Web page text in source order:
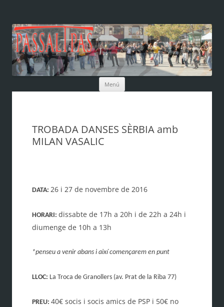
Menú
contingut
TROBADA DANSES SÈRBIA amb
MILAN VASALIC
DATA: 26 i 27 de novembre de 2016
HORARI: dissabte de 17h a 20h i de 22h a 24h i
diumenge de 10h a 13h
*penseu a venir abans i així començarem en punt
LLOC: La Troca de Granollers (av. Prat de la Riba 77)
PREU: 40€ socis i socis amics de PSP i 50€ no